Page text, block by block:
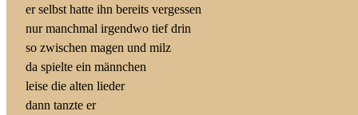
er selbst hatte ihn bereits vergessen
nur manchmal irgendwo tief drin
so zwischen magen und milz
da spielte ein männchen
leise die alten lieder
dann tanzte er